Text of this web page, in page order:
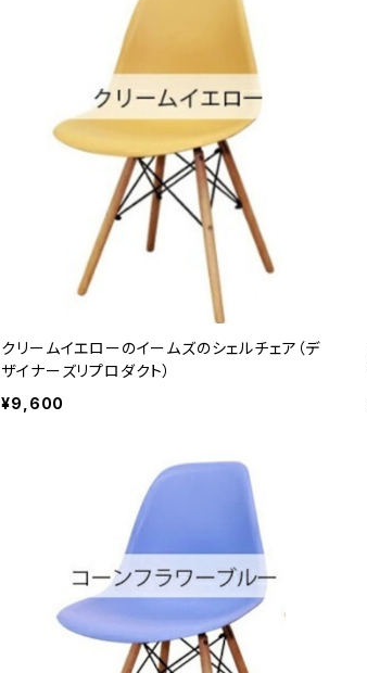
クリームイエローのイームズのシェルチェア（デ
ザイナーズリプロダクト）
¥9,600